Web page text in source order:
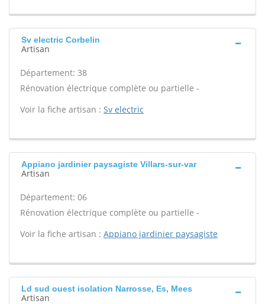
Sv electric Corbelin
Artisan
Département: 38
Rénovation électrique complète ou partielle -
Voir la fiche artisan : Sv electric
Appiano jardinier paysagiste Villars-sur-var
Artisan
Département: 06
Rénovation électrique complète ou partielle -
Voir la fiche artisan : Appiano jardinier paysagiste
Ld sud ouest isolation Narrosse, Es, Mees
Artisan